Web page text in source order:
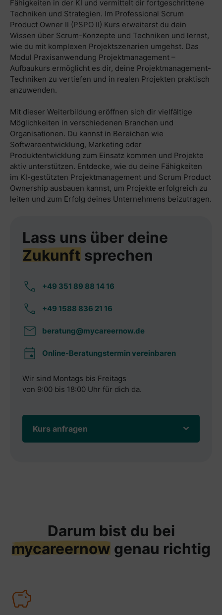
Fähigkeiten in der KI und vermittelt dir fortgeschrittene
Techniken und Strategien. Im Professional Scrum
Product Owner II (PSPO II) Kurs erweiterst du dein
Wissen über Scrum-Konzepte und Techniken und lernst,
wie du mit komplexen Projektszenarien umgehst. Das
Modul Praxisanwendung Projektmanagement –
Aufbaukurs ermöglicht es dir, deine Projektmanagement-
Techniken zu vertiefen und in realen Projekten praktisch
anzuwenden.
Mit dieser Weiterbildung eröffnen sich dir vielfältige
Möglichkeiten in verschiedenen Branchen und
Organisationen. Du kannst in Bereichen wie
Softwareentwicklung, Marketing oder
Produktentwicklung zum Einsatz kommen und Projekte
aktiv unterstützen. Entdecke, wie du deine Fähigkeiten
im KI-gestützten Projektmanagement und Scrum Product
Ownership ausbauen kannst, um Projekte erfolgreich zu
leiten und zum Erfolg deines Unternehmens beizutragen.
Lass uns über deine
Zukunft sprechen
+49 351 89 88 14 16
+49 1588 836 21 16
beratung@mycareernow.de
Online-Beratungstermin vereinbaren
Wir sind Montags bis Freitags
von 9:00 bis 18:00 Uhr für dich da.
Kurs anfragen
Darum bist du bei
mycareernow genau richtig